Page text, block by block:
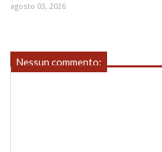
agosto 03, 2026
Nessun commento: